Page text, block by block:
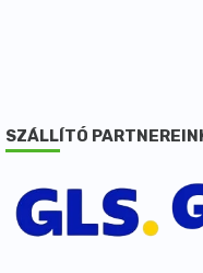
SZÁLLÍTÓ